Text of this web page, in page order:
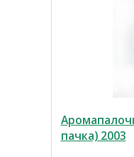
пачка) 2003